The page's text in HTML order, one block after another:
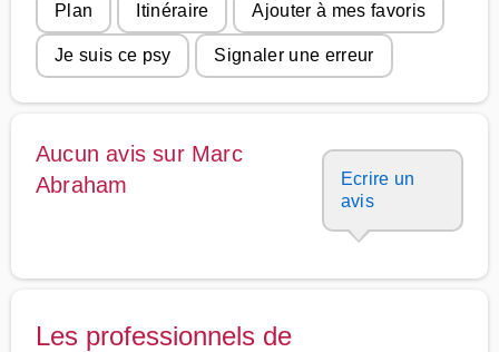
Plan Itinéraire Ajouter à mes favoris
Je suis ce psy Signaler une erreur
Aucun avis sur Marc
Abraham
Ecrire un
avis
Les professionnels de